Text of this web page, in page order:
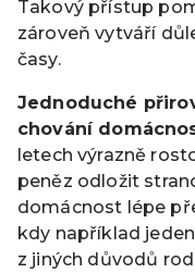
Takový přístup
zároveň vytváří
časy.
Jednoduché
chování
letech výrazně
peněz odložit
domácnost lépe
kdy například
z jiných důvodů